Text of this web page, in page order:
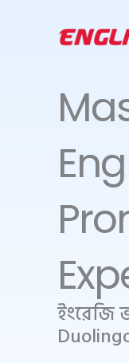
ইংরেজি